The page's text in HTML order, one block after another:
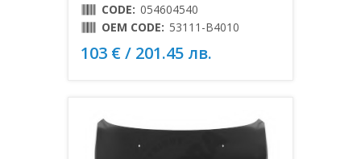
CODE: 054604540
OEM CODE: 53111-B4010
103 € / 201.45 лв.